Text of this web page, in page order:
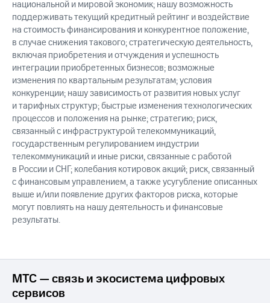
национальной и мировой экономик; нашу возможность
поддерживать текущий кредитный рейтинг и воздействие
на стоимость финансирования и конкурентное положение,
в случае снижения такового; стратегическую деятельность,
включая приобретения и отчуждения и успешность
интеграции приобретенных бизнесов; возможные
изменения по квартальным результатам; условия
конкуренции; нашу зависимость от развития новых услуг
и тарифных структур; быстрые изменения технологических
процессов и положения на рынке; стратегию; риск,
связанный с инфраструктурой телекоммуникаций,
государственным регулированием индустрии
телекоммуникаций и иные риски, связанные с работой
в России и СНГ; колебания котировок акций; риск, связанный
с финансовым управлением, а также усугубление описанных
выше и/или появление других факторов риска, которые
могут повлиять на нашу деятельность и финансовые
результаты.
МТС — связь и экосистема цифровых
сервисов